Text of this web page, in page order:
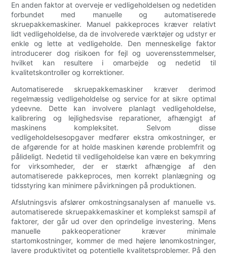
En anden faktor at overveje er vedligeholdelsen og nedetiden
forbundet med manuelle og automatiserede
skruepakkemaskiner. Manuel pakkeproces kræver relativt
lidt vedligeholdelse, da de involverede værktøjer og udstyr er
enkle og lette at vedligeholde. Den menneskelige faktor
introducerer dog risikoen for fejl og uoverensstemmelser,
hvilket kan resultere i omarbejde og nedetid til
kvalitetskontroller og korrektioner.
Automatiserede skruepakkemaskiner kræver derimod
regelmæssig vedligeholdelse og service for at sikre optimal
ydeevne. Dette kan involvere planlagt vedligeholdelse,
kalibrering og lejlighedsvise reparationer, afhængigt af
maskinens kompleksitet. Selvom disse
vedligeholdelsesopgaver medfører ekstra omkostninger, er
de afgørende for at holde maskinen kørende problemfrit og
pålideligt. Nedetid til vedligeholdelse kan være en bekymring
for virksomheder, der er stærkt afhængige af den
automatiserede pakkeproces, men korrekt planlægning og
tidsstyring kan minimere påvirkningen på produktionen.
Afslutningsvis afslører omkostningsanalysen af ​​manuelle vs.
automatiserede skruepakkemaskiner et komplekst samspil af
faktorer, der går ud over den oprindelige investering. Mens
manuelle pakkeoperationer kræver minimale
startomkostninger, kommer de med højere lønomkostninger,
lavere produktivitet og potentielle kvalitetsproblemer. På den